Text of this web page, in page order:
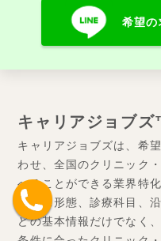
希望の
キャリアジョブ
キャリアジョブズは、希
わせ、全国のクリニック
べることができる業界特
ービス形態、診療科目、
どの基本情報だけでなく